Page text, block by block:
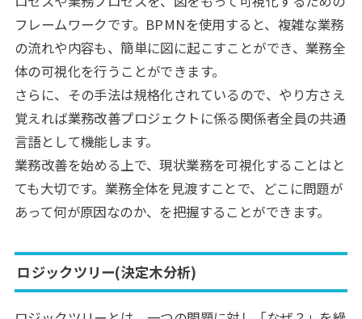
フレームワークです。BPMNを使用すると、複雑な業務
の流れや内容も、簡単に図に起こすことができ、業務全
体の可視化を行うことができます。
さらに、その手法は規格化されているので、やり方さえ
覚えれば業務改善プロジェクトに係る関係者全員の共通
言語として機能します。
業務改善を始める上で、現状業務を可視化することはと
ても大切です。業務全体を見渡すことで、どこに問題が
あって何が原因なのか、を把握することができます。
ロジックツリー(決定木分析)